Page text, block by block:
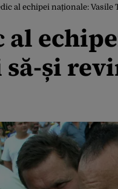
al echipei naționale:
al
să-și